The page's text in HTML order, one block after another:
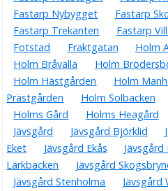
Fastarp Nybygget
Fastarp
Fastarp Trekanten
Fastarp
Fotstad
Fraktgatan Holm
Holm Bråvalla
Holm
Holm Hästgården
Holm
Prästgården
Holm Solbacken
Holms Gård
Holms Heagård
Jävsgård
Jävsgård Björklid
Eket
Jävsgård Ekås Jävsgård
Lärkbacken
Jävsgård
Jävsgård Stenholma
Jävsgård